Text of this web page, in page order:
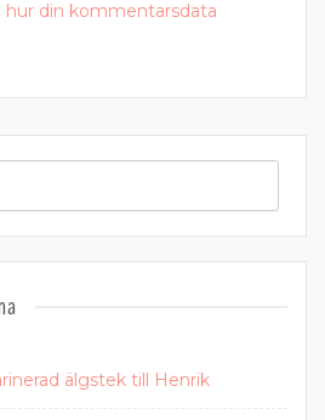
hur din kommentarsdata
älgstek till Henrik